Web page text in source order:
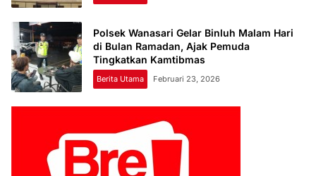
Polsek Wanasari Gelar Binluh Malam Hari
di Bulan Ramadan, Ajak Pemuda
Tingkatkan Kamtibmas
Berita Utama Februari 23, 2026